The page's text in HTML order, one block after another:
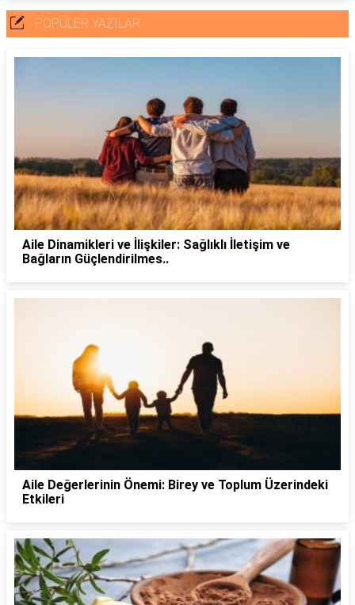
POPÜLER YAZILAR
Aile Dinamikleri ve İlişkiler: Sağlıklı İletişim ve
Bağların Güçlendirilmes..
Aile Değerlerinin Önemi: Birey ve Toplum Üzerindeki
Etkileri